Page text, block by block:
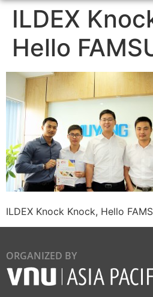
ILDEX
Hello
ILDEX Knock Knock, Hello
ORGANIZED BY